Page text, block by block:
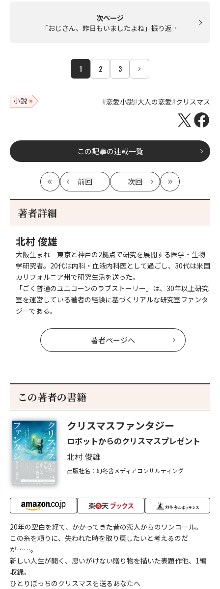
次ページ
「おじさん、昨日もいましたよね」振り返…
1 2 3
小説 恋愛小説 大人の恋愛 クリスマス
この記事の連載一覧
最
初
前回
記
次回
記
最
新
著者詳細
北村 俊雄
大阪生まれ 東京と神戸の2拠点で研究を展開する医学・生物
学研究者。20代は内科・血液内科医として過ごし、30代は米国
カリフォルニア州で研究生活を送った。
「ごく普通のユニコーンのラブストーリー」は、30年以上研究
室を運営している著者の経験に基づくリアルな研究室ファンタ
ジーである。
著者ページへ
この著者の書籍
クリスマスファンタジー
ロボットからのクリスマスプレゼント
北村 俊雄
出版社名：幻冬舎メディアコンサルティング
20年の空白を経て、かかってきた昔の恋人からのワンコール。
この糸を頼りに、失われた時を取り戻したいと考えるのだ
が……。
新しい人生が開く、思いがけない贈り物を描いた表題作他、1編
収録。
ひとりぼっちのクリスマスを送るあなたへ